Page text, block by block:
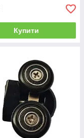
Купити